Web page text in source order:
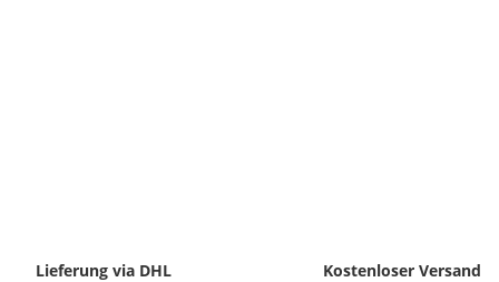
Lieferung via DHL
Kostenloser Versand